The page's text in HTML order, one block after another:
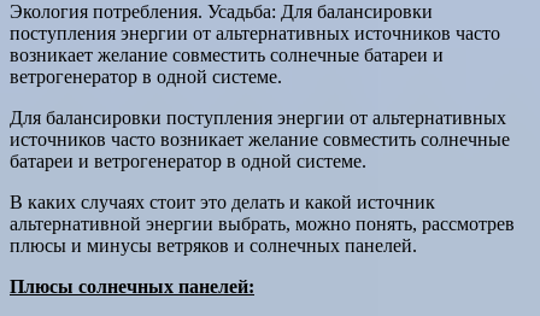
Экология потребления. Усадьба: Для балансировки
поступления энергии от альтернативных источников часто
возникает желание совместить солнечные батареи и
ветрогенератор в одной системе.
Для балансировки поступления энергии от альтернативных
источников часто возникает желание совместить солнечные
батареи и ветрогенератор в одной системе.
В каких случаях стоит это делать и какой источник
альтернативной энергии выбрать, можно понять, рассмотрев
плюсы и минусы ветряков и солнечных панелей.
Плюсы солнечных панелей: